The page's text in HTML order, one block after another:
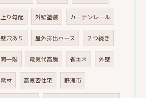
上り勾配 外壁塗装 カーテンレール
壁穴あり 屋外排出ホース ２つ続き
同一階 電気代高騰 省エネ 外壁
電材 高気密住宅 野洲市